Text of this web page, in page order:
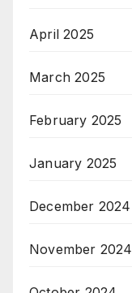
April 2025
March 2025
February 2025
January 2025
December 2024
November 2024